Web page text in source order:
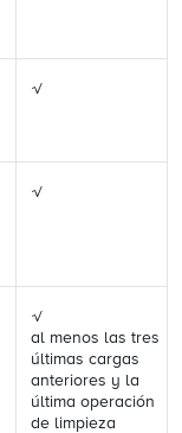
√
√
√
al menos las tres
últimas cargas
anteriores y la
última operación
de limpieza